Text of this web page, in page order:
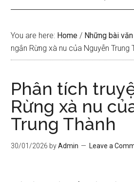
You are here: Home / Những bài
ngắn Rừng xà nu của Nguyễn Trung
Phân tích
Rừng xà nu
Trung Thành
30/01/2026 byAdmin Leave a